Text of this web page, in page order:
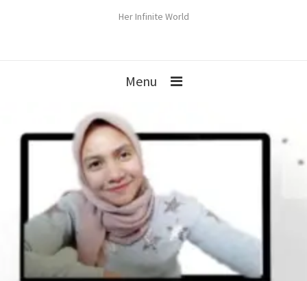
Her Infinite World
Menu